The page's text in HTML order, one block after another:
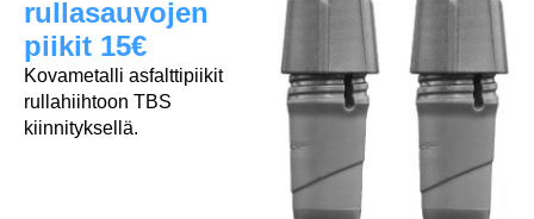
rullasauvojen
piikit 15€
Kovametalli asfalttipiikit
rullahiihtoon TBS
kiinnityksellä.